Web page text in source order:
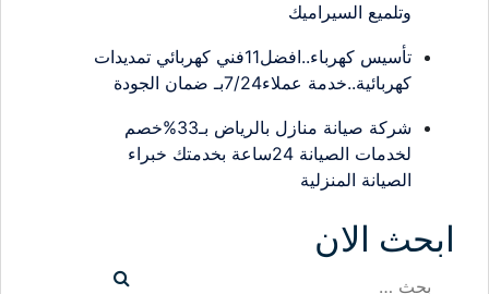
وتلميع السيراميك
تأسيس كهرباء..افضل11فني كهربائي تمديدات
كهربائية..خدمة عملاء7/24بـ ضمان الجودة
شركة صيانة منازل بالرياض بـ33%خصم
لخدمات الصيانة 24ساعة بخدمتك خبراء
الصيانة المنزلية
ابحث الان
البحث